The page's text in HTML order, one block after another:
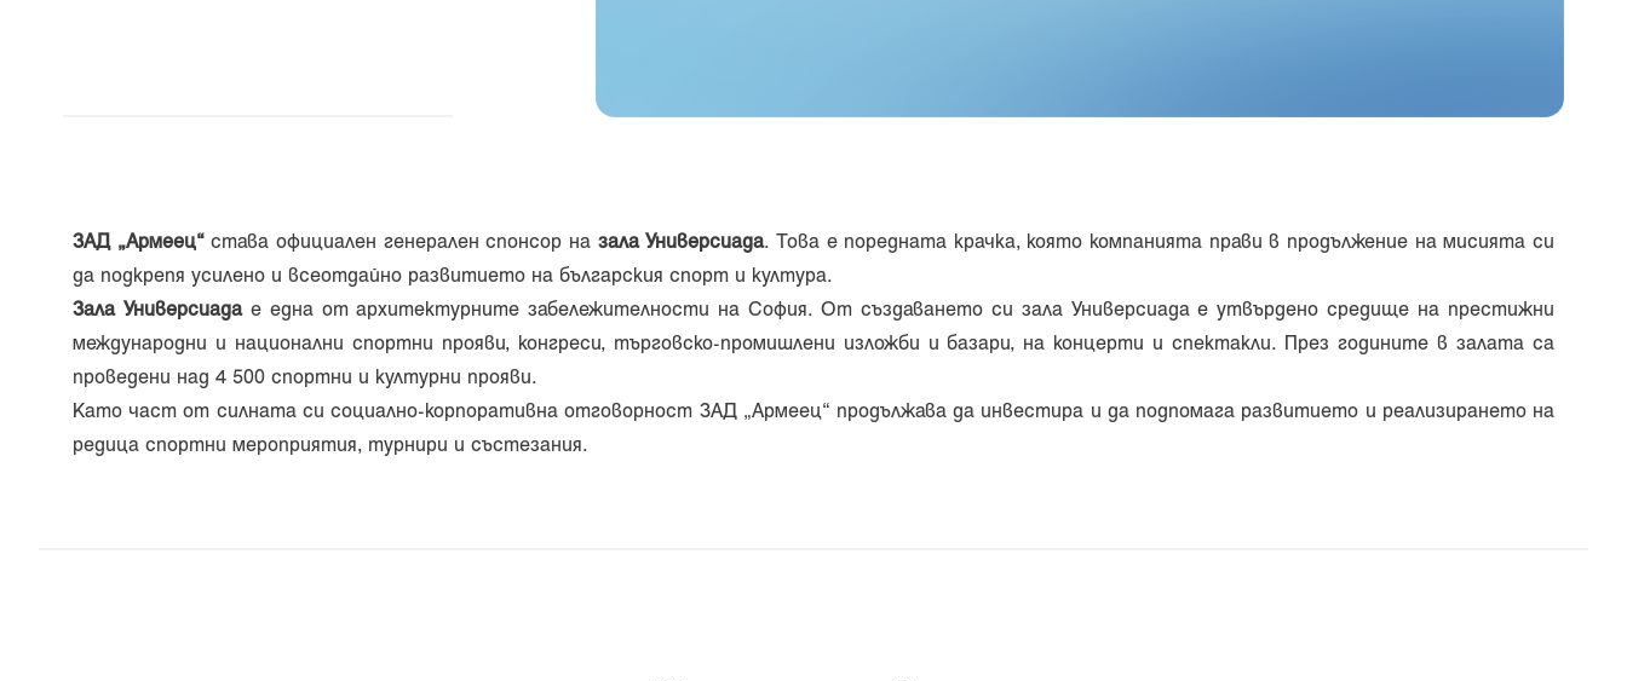
ЗАД „Армеец“става официален генерален спонсор на зала Универсиада. Това е поредната крачка, която компанията прави в продължение на мисията си
да подкрепя усилено и всеотдайно развитието на българския спорт и култура.
Зала Универсиадае една от архитектурните забележителности на София. От създаването си зала Универсиада е утвърдено средище на престижни
международни и национални спортни прояви, конгреси, търговско-промишлени изложби и базари, на концерти и спектакли. През годините в залата са
проведени над 4 500 спортни и културни прояви.
Като част от силната си социално-корпоративна отговорност ЗАД „Армеец“ продължава да инвестира и да подпомага развитието и реализирането на
редица спортни мероприятия, турнири и състезания.